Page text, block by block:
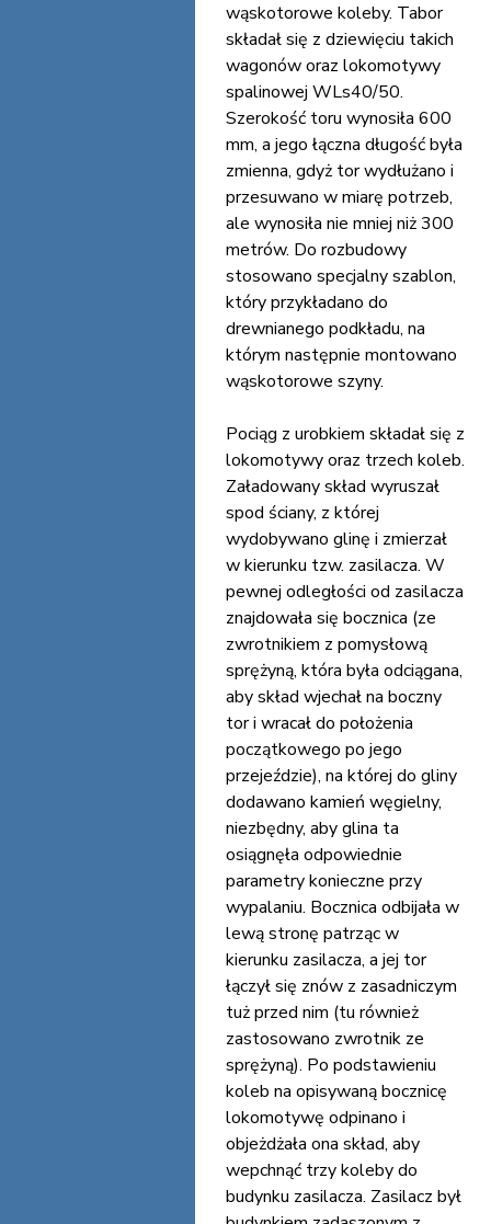
wąskotorowe koleby. Tabor
składał się z dziewięciu takich
wagonów oraz lokomotywy
spalinowej WLs40/50.
Szerokość toru wynosiła 600
mm, a jego łączna długość była
zmienna, gdyż tor wydłużano i
przesuwano w miarę potrzeb,
ale wynosiła nie mniej niż 300
metrów. Do rozbudowy
stosowano specjalny szablon,
który przykładano do
drewnianego podkładu, na
którym następnie montowano
wąskotorowe szyny.
Pociąg z urobkiem składał się z
lokomotywy oraz trzech koleb.
Załadowany skład wyruszał
spod ściany, z której
wydobywano glinę i zmierzał
w kierunku tzw. zasilacza. W
pewnej odległości od zasilacza
znajdowała się bocznica (ze
zwrotnikiem z pomysłową
sprężyną, która była odciągana,
aby skład wjechał na boczny
tor i wracał do położenia
początkowego po jego
przejeździe), na której do gliny
dodawano kamień węgielny,
niezbędny, aby glina ta
osiągnęła odpowiednie
parametry konieczne przy
wypalaniu. Bocznica odbijała w
lewą stronę patrząc w
kierunku zasilacza, a jej tor
łączył się znów z zasadniczym
tuż przed nim (tu również
zastosowano zwrotnik ze
sprężyną). Po podstawieniu
koleb na opisywaną bocznicę
lokomotywę odpinano i
objeżdżała ona skład, aby
wepchnąć trzy koleby do
budynku zasilacza. Zasilacz był